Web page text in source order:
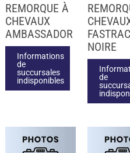
REMORQUE À
CHEVAUX
AMBASSADOR
Informations
de
succursales
indisponibles
NOIRE
de